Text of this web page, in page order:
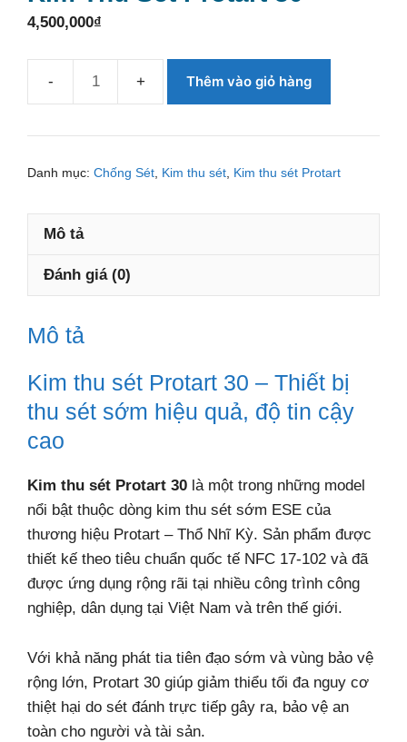
4,500,000₫
sét
Protart
số
Thêm vào giỏ hàng
Danh mục: Chống Sét Kim thu sét Kim thu sét Protart
Mô tả
Đánh giá (0)
Mô tả
Kim thu sét Protart 30 – Thiết bị
thu sét sớm hiệu quả, độ tin cậy
cao
Kim thu sét Protart 30 là một trong những model
nổi bật thuộc dòng kim thu sét sớm ESE của
thương hiệu Protart – Thổ Nhĩ Kỳ. Sản phẩm được
thiết kế theo tiêu chuẩn quốc tế NFC 17-102 và đã
được ứng dụng rộng rãi tại nhiều công trình công
nghiệp, dân dụng tại Việt Nam và trên thế giới.
Với khả năng phát tia tiên đạo sớm và vùng bảo vệ
rộng lớn, Protart 30 giúp giảm thiểu tối đa nguy cơ
thiệt hại do sét đánh trực tiếp gây ra, bảo vệ an
toàn cho người và tài sản.